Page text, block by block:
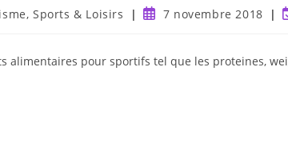
Sports & Loisirs 7 novembre 2018
alimentaires pour sportifs tel que les proteines,